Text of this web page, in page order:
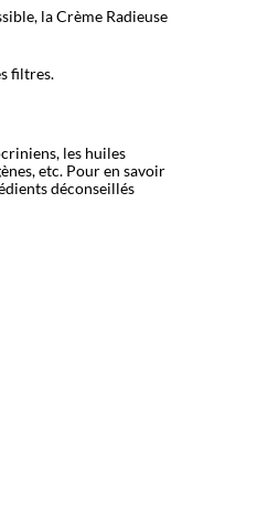
la Crème Radieuse
filtres.
les huiles
etc. Pour en savoir
déconseillés